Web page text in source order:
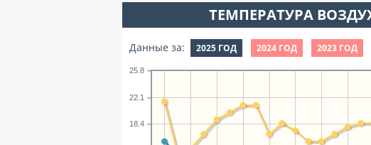
ТЕМПЕРАТУРА
Данные за: 2025 ГОД 2024 ГОД 2023 ГОД
18.4
22.1
25.8